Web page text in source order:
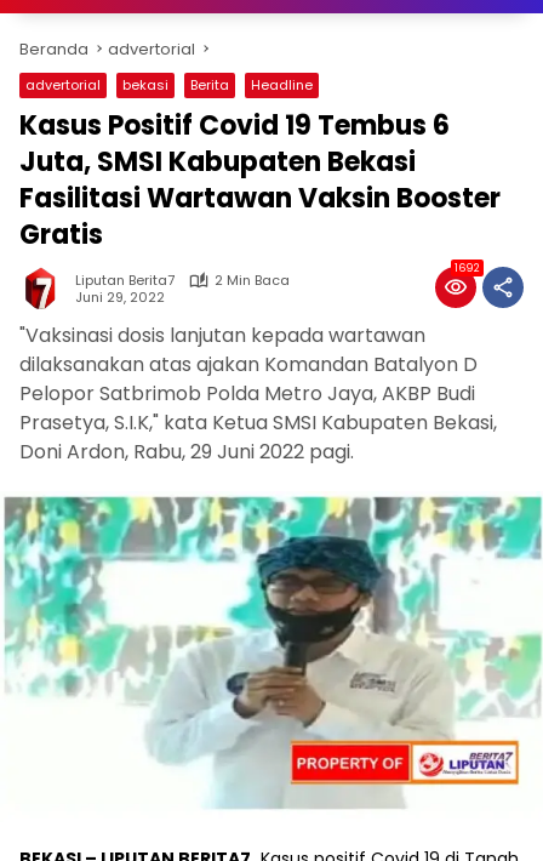
Beranda advertorial
advertorial bekasi Berita Headline
Kasus Positif Covid 19 Tembus 6
Juta, SMSI Kabupaten Bekasi
Fasilitasi Wartawan Vaksin Booster
Gratis
Liputan Berita7
2 Min Baca
Juni 29, 2022
1692
"Vaksinasi dosis lanjutan kepada wartawan
dilaksanakan atas ajakan Komandan Batalyon D
Pelopor Satbrimob Polda Metro Jaya, AKBP Budi
Prasetya, S.I.K," kata Ketua SMSI Kabupaten Bekasi,
Doni Ardon, Rabu, 29 Juni 2022 pagi.